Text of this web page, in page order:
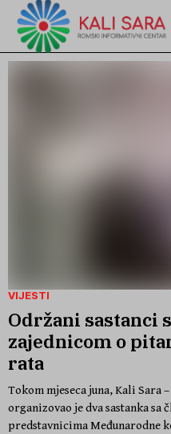
VIJESTI
Održani sastanci
zajednicom o
rata
Tokom mjeseca juna, Kali
organizovao je dva sastanka sa
predstavnicima Međunarodne